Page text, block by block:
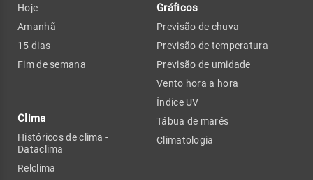
Hoje
Amanhã
15 dias
Fim de semana
Clima
Históricos de clima -
Dataclima
Relclima
Gráficos
Previsão de chuva
Previsão de temperatura
Previsão de umidade
Vento hora a hora
Índice UV
Tábua de marés
Climatologia